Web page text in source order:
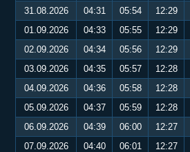
31.08.2026
04:31 05:54 12:29
01.09.2026
04:33 05:55 12:29
02.09.2026
04:34 05:56 12:29
03.09.2026
04:35 05:57 12:28
04.09.2026
04:36 05:58 12:28
05.09.2026
04:37 05:59 12:28
06.09.2026
04:39 06:00 12:27
07.09.2026
04:40 06:01 12:27